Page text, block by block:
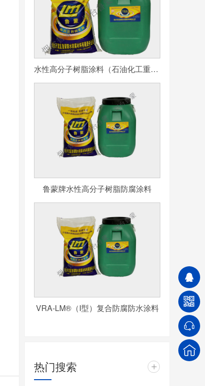
水性高分子树脂涂料（石油化工重防腐用）
鲁蒙牌水性高分子树脂防腐涂料
VRA-LM®（I型）复合防腐防水涂料
热门搜索 +